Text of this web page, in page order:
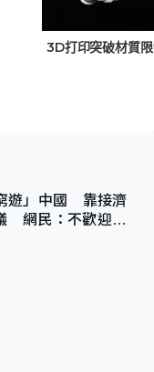
遊」中國 靠接濟
網民：不歡迎劣